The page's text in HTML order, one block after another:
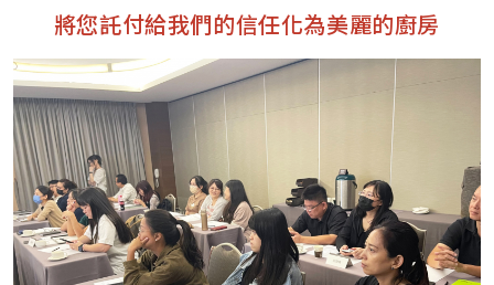
將您託付給我們的信任化為美麗的廚房